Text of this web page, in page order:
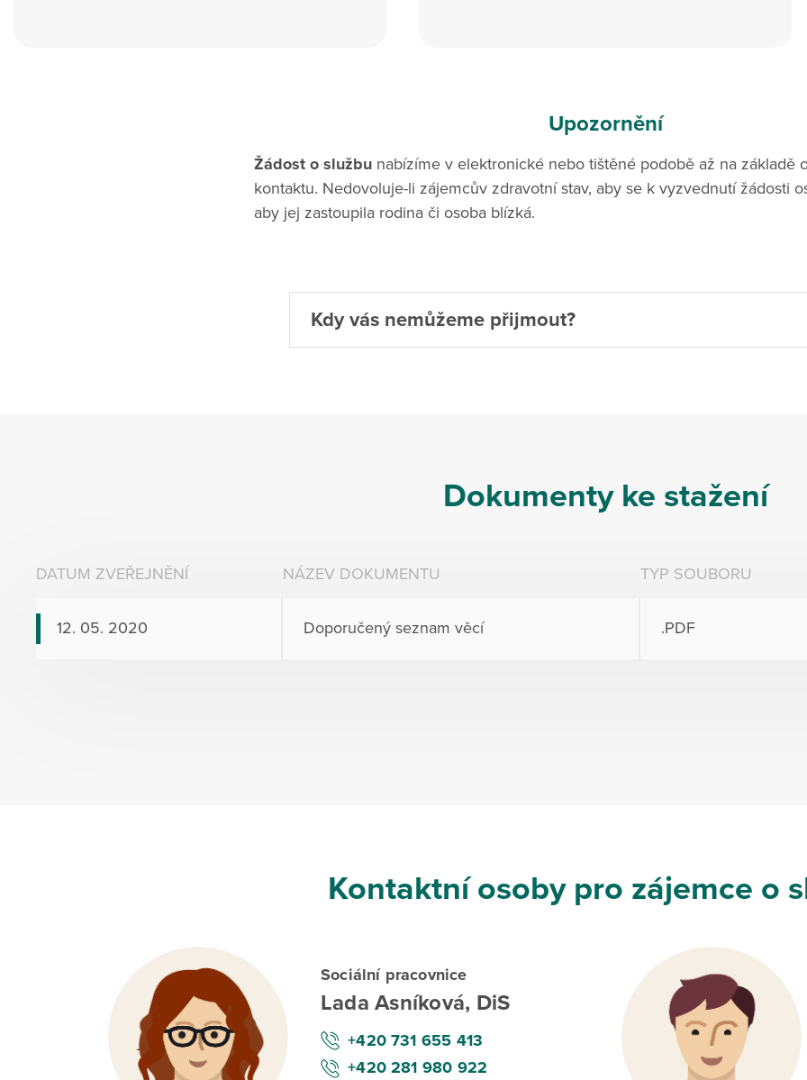
Upozornění
Žádost o službu nabízíme v elektronické nebo tištěné podobě až na základě
kontaktu. Nedovoluje-li zájemcův zdravotní stav, aby se k vyzvednutí žádosti
aby jej zastoupila rodina či osoba blízká.
Kdy vás nemůžeme přijmout?
Dokumenty ke stažení
DATUM ZVEŘEJNĚNÍ NÁZEV DOKUMENTU TYP SOUBORU
12. 05. 2020 Doporučený seznam věcí .PDF
Kontaktní osoby pro zájemce o
Sociální pracovnice
Lada Asníková, DiS
+420 731 655 413
+420 281 980 922